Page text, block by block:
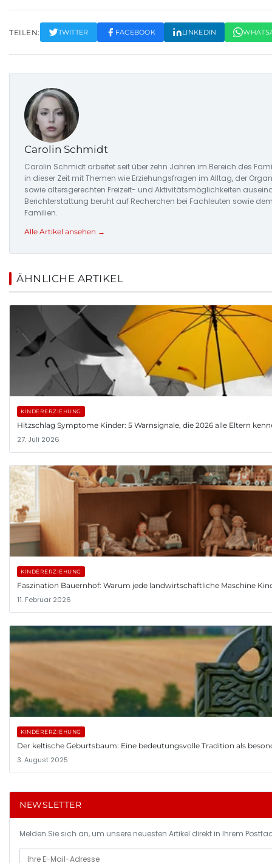
TEILEN: TWITTER FACEBOOK LINKEDIN
Carolin Schmidt
Carolin Schmidt arbeitet seit über zehn Jahren im Bereich des
in dieser Zeit mit Themen wie Erziehungsfragen im Alltag, der
sowie altersgerechten Freizeit- und Aktivitätsmöglichkeiten
Berichterstattung beruht auf Recherchen bei Fachleuten sowie
Familien.
Alle Artikel ansehen →
ÄHNLICHE ARTIKEL
KINDERERZIEHUNG
Hitzschlag Symptome Kinder: 5 Warnsignale, die 2026 alle Eltern
27. Juli 2026
KINDERERZIEHUNG
Faszination Bauernhof: Warum jede landwirtschaftliche Maschine
11. Februar 2026
KINDERERZIEHUNG
Der keltische Geburtsbaum: Eine bedeutungsvolle Tradition als
3. August 2025
NEWSLETTER
Melden Sie sich an, um unsere neuesten Artikel direkt in Ihrem